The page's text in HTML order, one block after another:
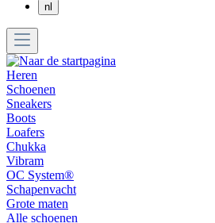
nl
Heren
Schoenen
Sneakers
Boots
Loafers
Chukka
Vibram
OC System®
Schapenvacht
Grote maten
Alle schoenen